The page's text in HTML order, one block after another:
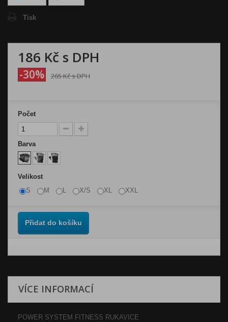
Tisk
186 Kč s DPH
-30% 265 Kčs DPH
Počet
Barva
Velikost
S
M L X/S XL XXL
Přidat do košíku
VÍCE INFORMACÍ
POWER SYSTEM FITNESS RUKAVICE